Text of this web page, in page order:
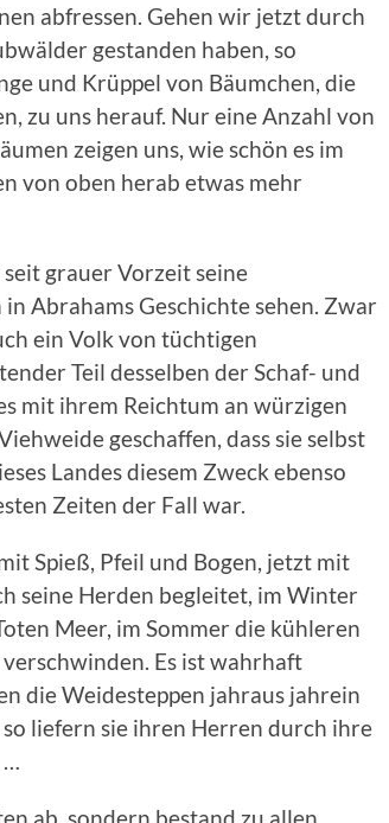
abfressen. Gehen wir jetzt durch
gestanden haben, so
und Krüppel von Bäumchen, die
zu uns herauf. Nur eine Anzahl von
zeigen uns, wie schön es im
von oben herab etwas mehr
grauer Vorzeit seine
Abrahams Geschichte sehen. Zwar
ein Volk von tüchtigen
Teil desselben der Schaf- und
mit ihrem Reichtum an würzigen
geschaffen, dass sie selbst
Landes diesem Zweck ebenso
Zeiten der Fall war.
Spieß, Pfeil und Bogen, jetzt mit
seine Herden begleitet, im Winter
Meer, im Sommer die kühleren
Es ist wahrhaft
die Weidesteppen jahraus jahrein
liefern sie ihren Herren durch ihre
ab, sondern bestand zu allen